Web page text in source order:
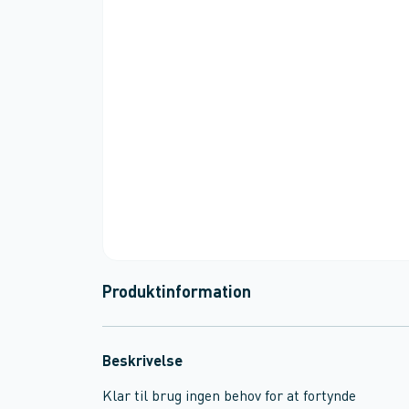
Produktinformation
Beskrivelse
Klar til brug ingen behov for at fortynde